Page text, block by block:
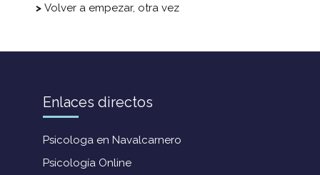
Volver a empezar, otra vez
Enlaces directos
Psicologa en Navalcarnero
Psicología Online